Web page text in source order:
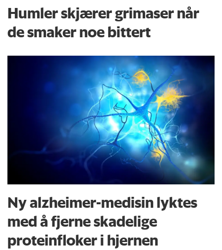
Humler skjærer grimaser når
de smaker noe bittert
Ny alzheimer-medisin lyktes
med å fjerne skadelige
proteinfloker i hjernen